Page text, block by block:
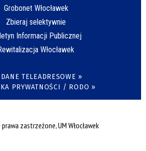
Grobonet Włocławek
Zbieraj selektywnie
Informacji Publicznej
Włocławek
TELEADRESOWE »
PRYWATNOŚCI / RODO »
zastrzeżone, UM Włocławek